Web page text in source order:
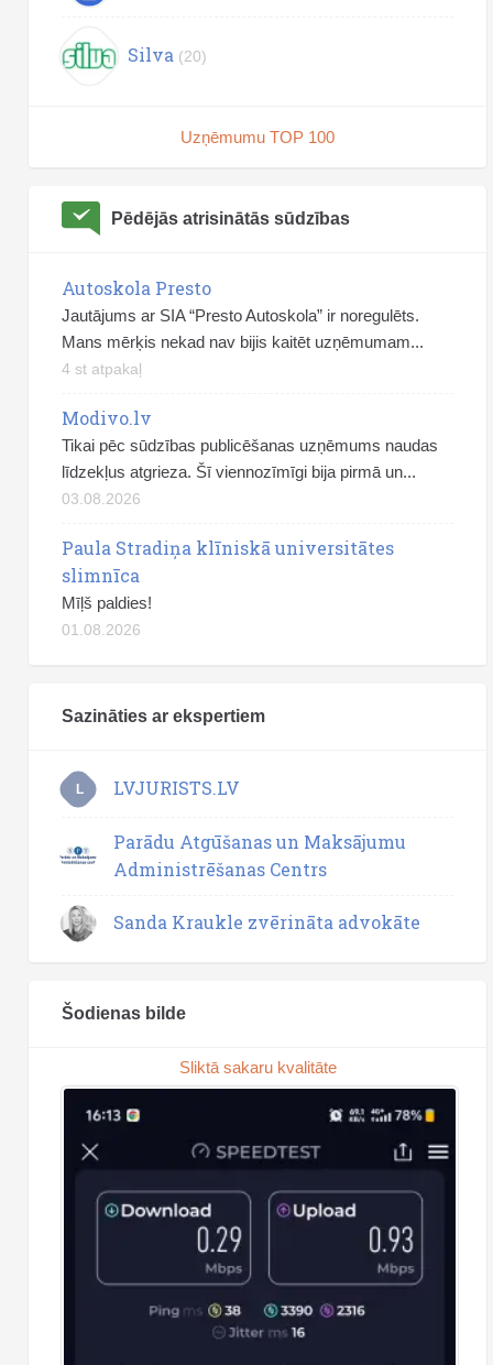
Silva (20)
Uzņēmumu TOP 100
Pēdējās atrisinātās sūdzības
Autoskola Presto
Jautājums ar SIA “Presto Autoskola” ir noregulēts.
Mans mērķis nekad nav bijis kaitēt uzņēmumam...
4 st atpakaļ
Modivo.lv
Tikai pēc sūdzības publicēšanas uzņēmums naudas
līdzekļus atgrieza. Šī viennozīmīgi bija pirmā un...
03.08.2026
Paula Stradiņa klīniskā universitātes
slimnīca
Mīļš paldies!
01.08.2026
Sazināties ar ekspertiem
L LVJURISTS.LV
Parādu Atgūšanas un Maksājumu
Administrēšanas Centrs
Sanda Kraukle zvērināta advokāte
Šodienas bilde
Sliktā sakaru kvalitāte